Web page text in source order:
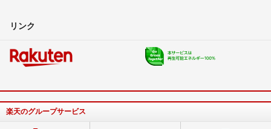
リンク
楽天のグループサービス